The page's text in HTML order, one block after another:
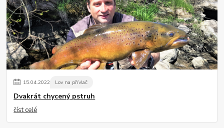
15.04.2022 Lov na přívlač
Dvakrát chycený pstruh
číst celé